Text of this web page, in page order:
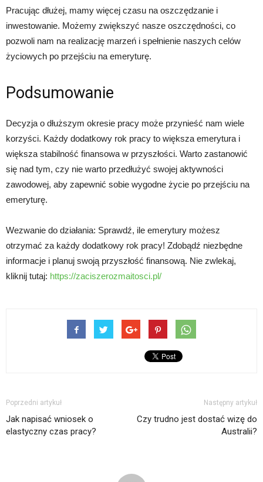
Pracując dłużej, mamy więcej czasu na oszczędzanie i
inwestowanie. Możemy zwiększyć nasze oszczędności, co
pozwoli nam na realizację marzeń i spełnienie naszych celów
życiowych po przejściu na emeryturę.
Podsumowanie
Decyzja o dłuższym okresie pracy może przynieść nam wiele
korzyści. Każdy dodatkowy rok pracy to większa emerytura i
większa stabilność finansowa w przyszłości. Warto zastanowić
się nad tym, czy nie warto przedłużyć swojej aktywności
zawodowej, aby zapewnić sobie wygodne życie po przejściu na
emeryturę.
Wezwanie do działania: Sprawdź, ile emerytury możesz
otrzymać za każdy dodatkowy rok pracy! Zdobądź niezbędne
informacje i planuj swoją przyszłość finansową. Nie zwlekaj,
kliknij tutaj: https://zaciszerozmaitosci.pl/
Poprzedni artykuł
Jak napisać wniosek o
elastyczny czas pracy?
Następny artykuł
Czy trudno jest dostać wizę do
Australii?